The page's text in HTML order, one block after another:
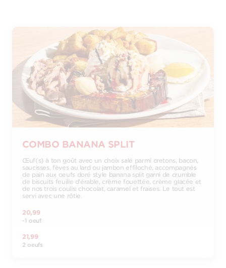
COMBO BANANA SPLIT
Œuf(s) à ton goût avec un choix salé parmi cretons, bacon,
saucisses, fèves au lard ou jambon effiloché, accompagnés
de pain aux oeufs doré style banana split garni de crumble
de biscuits feuille d'érable, crème fouettée, crème glacée et
de nos trois coulis: chocolat, caramel et fraises. Le tout est
servi avec une rôtie.
20,99
-1 oeuf
21,99
2 oeufs